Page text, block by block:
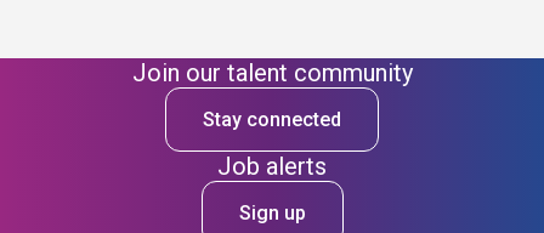
Join our talent community
Stay connected
Job alerts
Sign up